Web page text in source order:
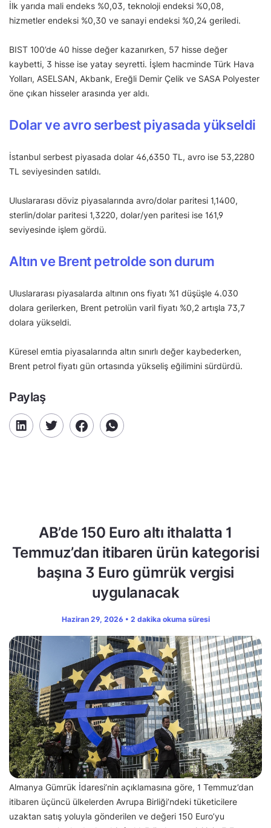
İlk yarıda mali endeks %0,03, teknoloji endeksi %0,08,
hizmetler endeksi %0,30 ve sanayi endeksi %0,24 geriledi.
BIST 100’de 40 hisse değer kazanırken, 57 hisse değer
kaybetti, 3 hisse ise yatay seyretti. İşlem hacminde Türk Hava
Yolları, ASELSAN, Akbank, Ereğli Demir Çelik ve SASA Polyester
öne çıkan hisseler arasında yer aldı.
Dolar ve avro serbest piyasada yükseldi
İstanbul serbest piyasada dolar 46,6350 TL, avro ise 53,2280
TL seviyesinden satıldı.
Uluslararası döviz piyasalarında avro/dolar paritesi 1,1400,
sterlin/dolar paritesi 1,3220, dolar/yen paritesi ise 161,9
seviyesinde işlem gördü.
Altın ve Brent petrolde son durum
Uluslararası piyasalarda altının ons fiyatı %1 düşüşle 4.030
dolara gerilerken, Brent petrolün varil fiyatı %0,2 artışla 73,7
dolara yükseldi.
Küresel emtia piyasalarında altın sınırlı değer kaybederken,
Brent petrol fiyatı gün ortasında yükseliş eğilimini sürdürdü.
Paylaş
AB’de 150 Euro altı ithalatta 1
Temmuz’dan itibaren ürün kategorisi
başına 3 Euro gümrük vergisi
uygulanacak
Haziran 29, 2026 • 2 dakika okuma süresi
Almanya Gümrük İdaresi’nin açıklamasına göre, 1 Temmuz’dan
itibaren üçüncü ülkelerden Avrupa Birliği’ndeki tüketicilere
uzaktan satış yoluyla gönderilen ve değeri 150 Euro’yu